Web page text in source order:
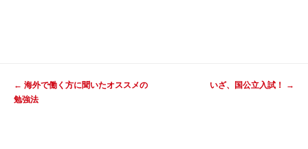
← 海外で働く方に聞いたオススメの
勉強法
いざ、国公立入試！ →